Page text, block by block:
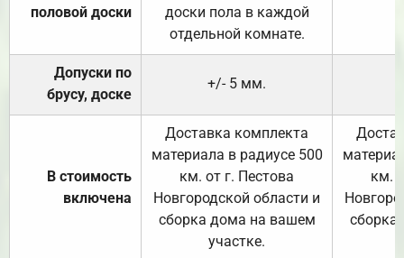
половой доски
доски пола в каждой
отдельной комнате.
Допуски по
брусу, доске
+/- 5 мм.
В стоимость
включена
Доставка комплекта
материала в радиусе 500
км. от г. Пестова
Новгородской области и
сборка дома на вашем
участке.
км.